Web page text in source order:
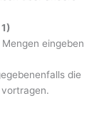
eingeben
die